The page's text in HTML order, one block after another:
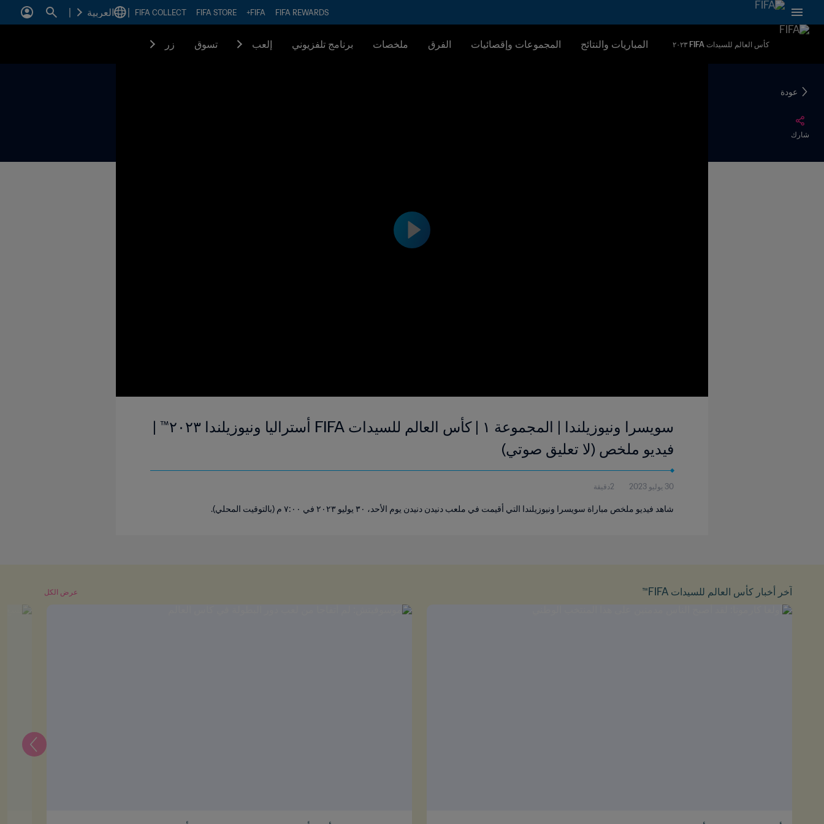
FIFA REWARDS
FIFA+
FIFA STORE
FIFA COLLECT العربية
كأس العالم للسيدات FIFA ٢٠٢٣ المباريات والنتائج المجموعات وإقصائيات الفرق ملخصات برنامج تلفزيوني إلعب تسوق زر
عودة
شارك
سويسرا ونيوزيلندا | المجموعة ١ | كأس العالم للسيدات FIFA أستراليا ونيوزيلندا ٢٠٢٣™ |
فيديو ملخص (لا تعليق صوتي)
30 يوليو 2023 2دقيقة
شاهد فيديو ملخص مباراة سويسرا ونيوزيلندا التي أقيمت في ملعب دنيدن دنيدن يوم الأحد، ٣٠ يوليو ٢٠٢٣ في ٧:٠٠ م (بالتوقيت المحلي).
آخر أخبار كأس العالم للسيدات FIFA™ عرض الكل
التالي